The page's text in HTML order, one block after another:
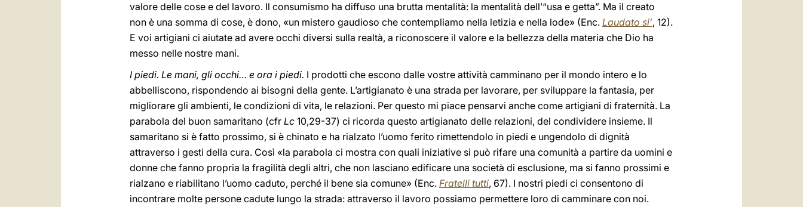
valore delle cose e del lavoro. Il consumismo ha diffuso una brutta mentalità: la mentalità dell’“usa e getta”. Ma il creato
non è una somma di cose, è dono, «un mistero gaudioso che contempliamo nella letizia e nella lode» (Enc. Laudato si’, 12).
E voi artigiani ci aiutate ad avere occhi diversi sulla realtà, a riconoscere il valore e la bellezza della materia che Dio ha
messo nelle nostre mani.
I piedi. Le mani, gli occhi… e ora i piedi. I prodotti che escono dalle vostre attività camminano per il mondo intero e lo
abbelliscono, rispondendo ai bisogni della gente. L’artigianato è una strada per lavorare, per sviluppare la fantasia, per
migliorare gli ambienti, le condizioni di vita, le relazioni. Per questo mi piace pensarvi anche come artigiani di fraternità. La
parabola del buon samaritano (cfr Lc 10,29-37) ci ricorda questo artigianato delle relazioni, del condividere insieme. Il
samaritano si è fatto prossimo, si è chinato e ha rialzato l’uomo ferito rimettendolo in piedi e ungendolo di dignità
attraverso i gesti della cura. Così «la parabola ci mostra con quali iniziative si può rifare una comunità a partire da uomini e
donne che fanno propria la fragilità degli altri, che non lasciano edificare una società di esclusione, ma si fanno prossimi e
rialzano e riabilitano l’uomo caduto, perché il bene sia comune» (Enc. Fratelli tutti, 67). I nostri piedi ci consentono di
incontrare molte persone cadute lungo la strada: attraverso il lavoro possiamo permettere loro di camminare con noi.